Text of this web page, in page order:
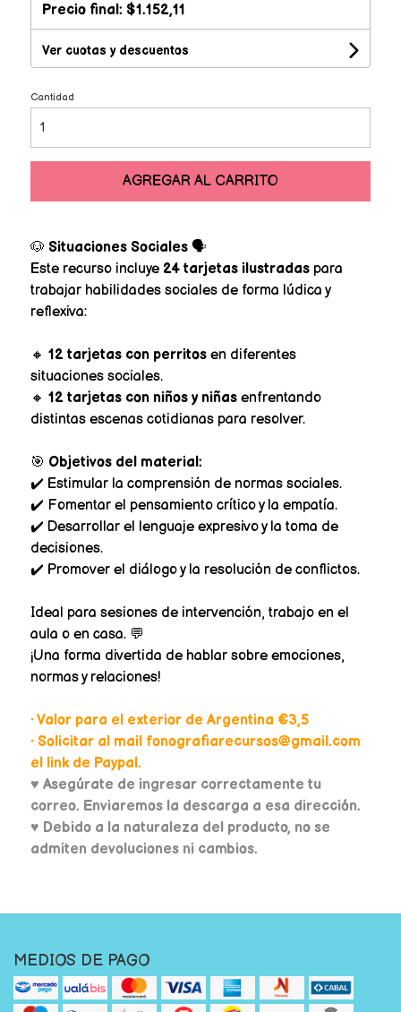
Precio final: $1.152,11
Ver cuotas y descuentos
Cantidad
AGREGAR AL CARRITO
🐶 Situaciones Sociales🗣️
Este recurso incluye 24 tarjetas ilustradaspara
trabajar habilidades sociales de forma lúdica y
reflexiva:
🔸 12 tarjetas con perritosen diferentes
situaciones sociales.
🔸 12 tarjetas con niños y niñasenfrentando
distintas escenas cotidianas para resolver.
🎯 Objetivos del material:
✔️ Estimular la comprensión de normas sociales.
✔️ Fomentar el pensamiento crítico y la empatía.
✔️ Desarrollar el lenguaje expresivo y la toma de
decisiones.
✔️ Promover el diálogo y la resolución de conflictos.
Ideal para sesiones de intervención, trabajo en el
aula o en casa. 💬
¡Una forma divertida de hablar sobre emociones,
normas y relaciones!
• Valor para el exterior de Argentina €3,5
• Solicitar al mail fonografiarecursos@gmail.com
el link de Paypal.
♥ Asegúrate de ingresar correctamente tu
correo. Enviaremos la descarga a esa dirección.
♥ Debido a la naturaleza del producto, no se
admiten devoluciones ni cambios.
MEDIOS DE PAGO